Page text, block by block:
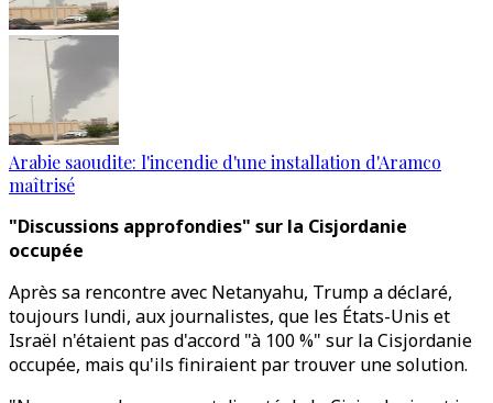
Arabie saoudite: l'incendie d'une installation d'Aramco
maîtrisé
"Discussions approfondies" sur la Cisjordanie
occupée
Après sa rencontre avec Netanyahu, Trump a déclaré,
toujours lundi, aux journalistes, que les États-Unis et
Israël n'étaient pas d'accord "à 100 %" sur la Cisjordanie
occupée, mais qu'ils finiraient par trouver une solution.